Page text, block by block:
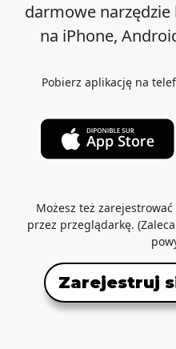
darmowe
na iPhone,
Pobierz aplikację na
Możesz też
przez przeglądarkę.
Zarejestruj